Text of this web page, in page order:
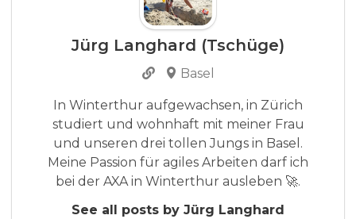
Jürg Langhard (Tschüge)
Basel
In Winterthur aufgewachsen, in Zürich
studiert und wohnhaft mit meiner Frau
und unseren drei tollen Jungs in Basel.
Meine Passion für agiles Arbeiten darf ich
bei der AXA in Winterthur ausleben 🚀.
See all posts by Jürg Langhard